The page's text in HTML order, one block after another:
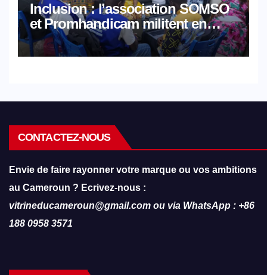
Inclusion : l’association SOMSO
et Promhandicam militent en
faveur d’une réforme des
formations en hôtellerie-
CONTACTEZ-NOUS
Envie de faire rayonner votre marque ou vos ambitions
au Cameroun ? Ecrivez-nous :
vitrineducameroun@gmail.com ou via WhatsApp : +86
188 0958 3571